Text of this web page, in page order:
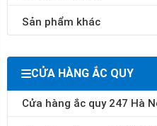
Sản phẩm khác
CỬA HÀNG ẮC QUY
Cửa hàng ắc quy 247 Hà